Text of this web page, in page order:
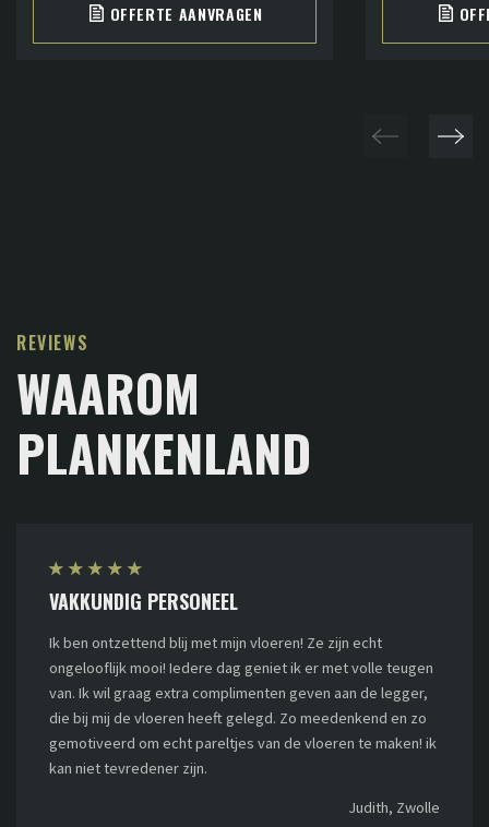
OFFERTE AANVRAGEN
REVIEWS
WAAROM
PLANKENLAND
★ ★ ★ ★ ★
VAKKUNDIG PERSONEEL
Ik ben ontzettend blij met mijn vloeren! Ze zijn echt
ongelooflijk mooi! Iedere dag geniet ik er met volle teugen
van. Ik wil graag extra complimenten geven aan de legger,
die bij mij de vloeren heeft gelegd. Zo meedenkend en zo
gemotiveerd om echt pareltjes van de vloeren te maken! ik
kan niet tevredener zijn.
Judith, Zwolle